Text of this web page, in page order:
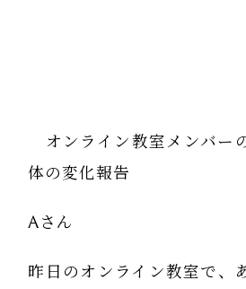
オンライン教室メンバ
体の変化報告
Aさん
昨日のオンライン教室で、